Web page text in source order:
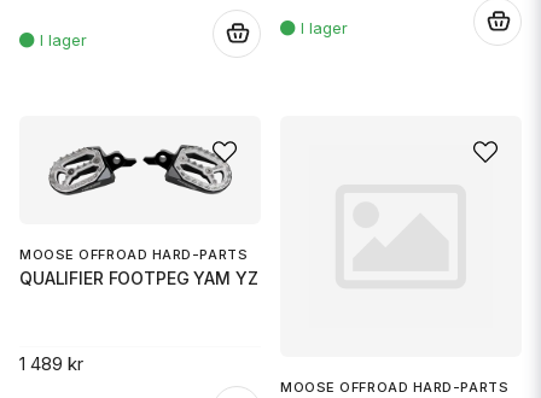
MOOSE OFFROAD HARD-PARTS
QUALIFIER FOOTPEG YAM YZ
1 489 kr
MOOSE OFFROAD HARD-PARTS